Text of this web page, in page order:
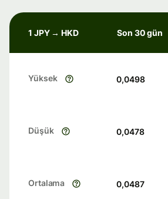
1 JPY → HKD Son 30 gün
Yüksek 0,0498
Düşük 0,0478
Ortalama 0,0487